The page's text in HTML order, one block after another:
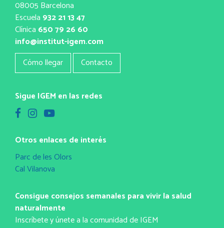
08005 Barcelona
Escuela 932 21 13 47
Clínica 650 79 26 60
info@institut-igem.com
Cómo llegar
Contacto
Sigue IGEM en las redes
Otros enlaces de interés
Parc de les Olors
Cal Vilanova
Consigue consejos semanales para vivir la salud
naturalmente
Inscríbete y únete a la comunidad de IGEM